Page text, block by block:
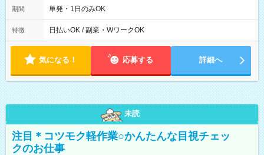
～9/19のみ下記シフトもあります！ 12：00～16：00 ＊9/6～
00
期間 単発・1日のみOK
特徴 日払いOK / 副業・WワークOK
気になる！ 応募する 詳細へ
未読
注目＊コツモク軽作業○かんたんな目視チェッ
クのお仕事